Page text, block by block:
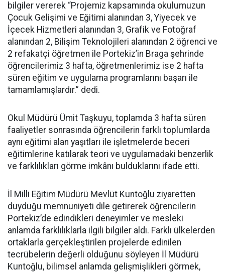
bilgiler vererek “Projemiz kapsamında okulumuzun
Çocuk Gelişimi ve Eğitimi alanından 3, Yiyecek ve
İçecek Hizmetleri alanından 3, Grafik ve Fotoğraf
alanından 2, Bilişim Teknolojileri alanından 2 öğrenci ve
2 refakatçi öğretmen ile Portekiz’in Braga şehrinde
öğrencilerimiz 3 hafta, öğretmenlerimiz ise 2 hafta
süren eğitim ve uygulama programlarını başarı ile
tamamlamışlardır.” dedi.
Okul Müdürü Ümit Taşkuyu, toplamda 3 hafta süren
faaliyetler sonrasında öğrencilerin farklı toplumlarda
aynı eğitimi alan yaşıtları ile işletmelerde beceri
eğitimlerine katılarak teori ve uygulamadaki benzerlik
ve farklılıkları görme imkânı bulduklarını ifade etti.
İl Milli Eğitim Müdürü Mevlüt Kuntoğlu ziyaretten
duyduğu memnuniyeti dile getirerek öğrencilerin
Portekiz’de edindikleri deneyimler ve mesleki
anlamda farklılıklarla ilgili bilgiler aldı. Farklı ülkelerden
ortaklarla gerçekleştirilen projelerde edinilen
tecrübelerin değerli olduğunu söyleyen İl Müdürü
Kuntoğlu, bilimsel anlamda gelişmişlikleri görmek,